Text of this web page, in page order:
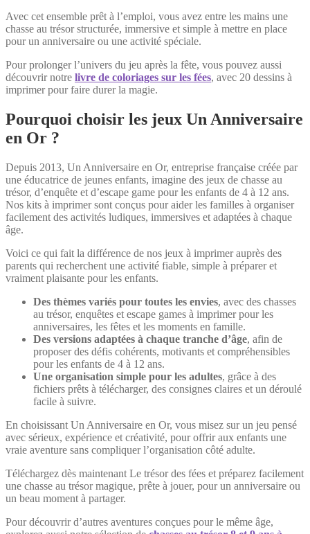
Avec cet ensemble prêt à l’emploi, vous avez entre les mains une
chasse au trésor structurée, immersive et simple à mettre en place
pour un anniversaire ou une activité spéciale.
Pour prolonger l’univers du jeu après la fête, vous pouvez aussi
découvrir notre livre de coloriages sur les fées, avec 20 dessins à
imprimer pour faire durer la magie.
Pourquoi choisir les jeux Un Anniversaire
en Or ?
Depuis 2013, Un Anniversaire en Or, entreprise française créée par
une éducatrice de jeunes enfants, imagine des jeux de chasse au
trésor, d’enquête et d’escape game pour les enfants de 4 à 12 ans.
Nos kits à imprimer sont conçus pour aider les familles à organiser
facilement des activités ludiques, immersives et adaptées à chaque
âge.
Voici ce qui fait la différence de nos jeux à imprimer auprès des
parents qui recherchent une activité fiable, simple à préparer et
vraiment plaisante pour les enfants.
Des thèmes variés pour toutes les envies, avec des chasses
au trésor, enquêtes et escape games à imprimer pour les
anniversaires, les fêtes et les moments en famille.
Des versions adaptées à chaque tranche d’âge, afin de
proposer des défis cohérents, motivants et compréhensibles
pour les enfants de 4 à 12 ans.
Une organisation simple pour les adultes, grâce à des
fichiers prêts à télécharger, des consignes claires et un déroulé
facile à suivre.
En choisissant Un Anniversaire en Or, vous misez sur un jeu pensé
avec sérieux, expérience et créativité, pour offrir aux enfants une
vraie aventure sans compliquer l’organisation côté adulte.
Téléchargez dès maintenant Le trésor des fées et préparez facilement
une chasse au trésor magique, prête à jouer, pour un anniversaire ou
un beau moment à partager.
Pour découvrir d’autres aventures conçues pour le même âge,